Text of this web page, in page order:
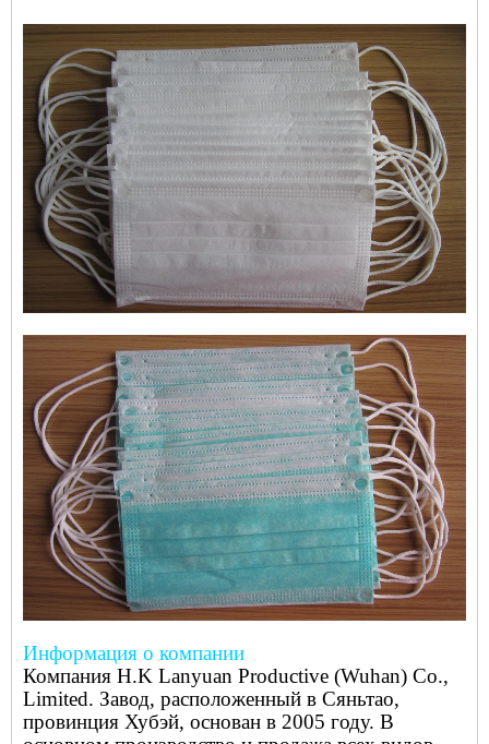
Информация о компании
Компания H.K Lanyuan Productive (Wuhan) Co.,
Limited. Завод, расположенный в Сяньтао,
провинция Хубэй, основан в 2005 году. В